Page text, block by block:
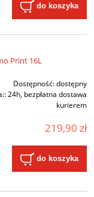
do koszyka
Print 16L
Dostępność:dostępny
24h, bezpłatna dostawa
kurierem
219,90 zł
do koszyka